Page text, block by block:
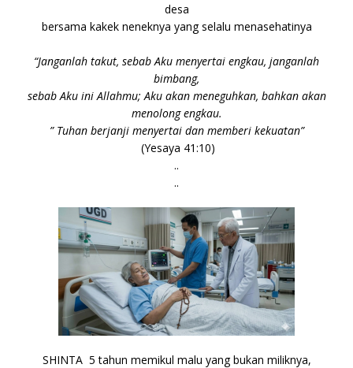
desa
bersama kakek neneknya yang selalu menasehatinya
“Janganlah takut, sebab Aku menyertai engkau, janganlah
bimbang,
sebab Aku ini Allahmu; Aku akan meneguhkan, bahkan akan
menolong engkau.
” Tuhan berjanji menyertai dan memberi kekuatan”
(Yesaya 41:10)
..
..
SHINTA 5 tahun memikul malu yang bukan miliknya,